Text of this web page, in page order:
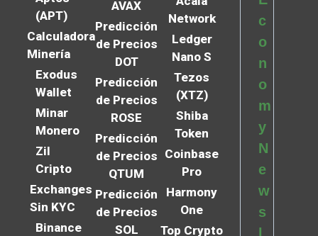
(APT)
Calculadora
Minería
Exodus
Wallet
Minar
Monero
Zil
Cripto
Exchanges
Sin KYC
Binance
AVAX
Predicción
de Precios
DOT
Predicción
de Precios
ROSE
Predicción
de Precios
QTUM
Predicción
de Precios
SOL
Network
Ledger
Nano S
Tezos
(XTZ)
Shiba
Token
Coinbase
Pro
Harmony
One
Top Crypto
c
o
n
o
m
y
N
e
w
s